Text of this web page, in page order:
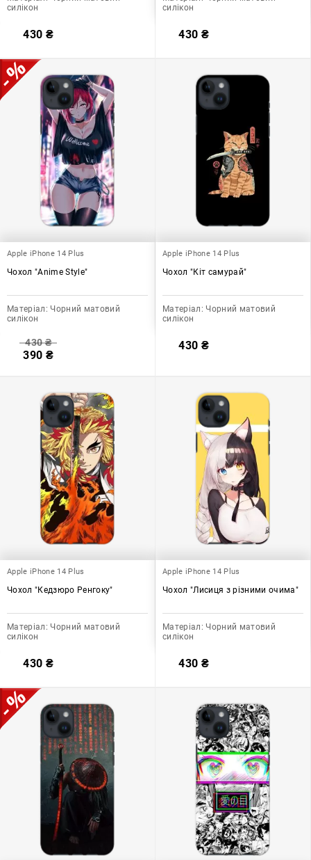
силікон
430 ₴
силікон
430 ₴
Apple iPhone 14 Plus
Чохол "Anime Style"
Матеріал: Чорний матовий
силікон
430₴
390 ₴
Apple iPhone 14 Plus
Чохол "Кіт самурай"
Матеріал: Чорний матовий
силікон
430 ₴
Apple iPhone 14 Plus
Чохол "Кедзюро Ренгоку"
Матеріал: Чорний матовий
силікон
430 ₴
Apple iPhone 14 Plus
Чохол "Лисиця з різними очима"
Матеріал: Чорний матовий
силікон
430 ₴